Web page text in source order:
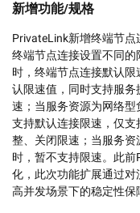
新增功能/规格
PrivateLink新增终端节
终端节点连接设置不同
时，终端节点连接默认
认限速值，同时支持服
速；当服务资源为网络
支持默认连接限速，仅
整、关闭限速；当服务资
时，暂不支持限速。此
化，此次功能扩展通过
高并发场景下的稳定性保